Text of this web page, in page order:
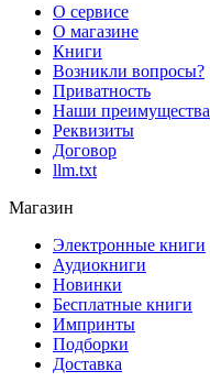
О сервисе
О магазине
Книги
Возникли вопросы?
Приватность
Наши преимущества
Реквизиты
Договор
llm.txt
Магазин
Электронные книги
Аудиокниги
Новинки
Бесплатные книги
Импринты
Подборки
Доставка